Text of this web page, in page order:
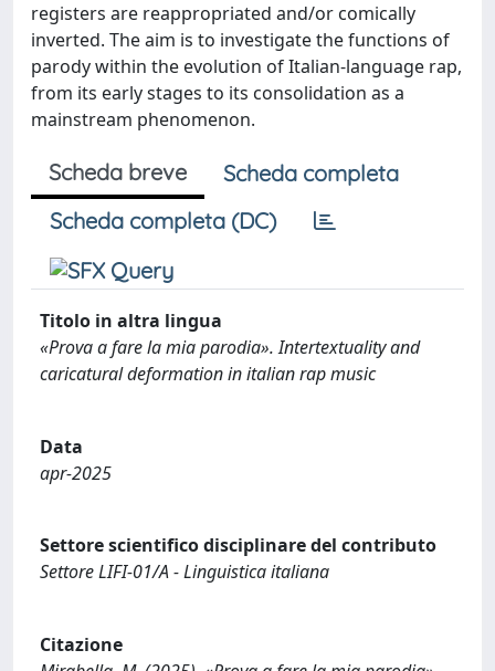
registers are reappropriated and/or comically
inverted. The aim is to investigate the functions of
parody within the evolution of Italian-language rap,
from its early stages to its consolidation as a
mainstream phenomenon.
Scheda breve
Scheda completa
Scheda completa (DC)
Titolo in altra lingua
«Prova a fare la mia parodia». Intertextuality and
caricatural deformation in italian rap music
Data
apr-2025
Settore scientifico disciplinare del contributo
Settore LIFI-01/A - Linguistica italiana
Citazione